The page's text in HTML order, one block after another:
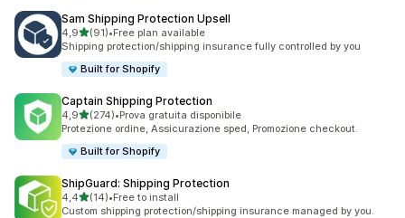
Sam Shipping Protection Upsell
4,9stelle su 5
(91)
91 recensioni totali
•Free plan available
Shipping protection/shipping insurance fully controlled by you
Built for Shopify
Captain Shipping Protection
4,9stelle su 5
(274)
274 recensioni totali
•Prova gratuita disponibile
Protezione ordine, Assicurazione sped, Promozione checkout.
Built for Shopify
ShipGuard: Shipping Protection
4,4stelle su 5
(14)
14 recensioni totali
•Free to install
Custom shipping protection/shipping insurance managed by you.